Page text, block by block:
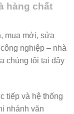
hàng chất
mua mới, sửa
nghiệp – nhà
chúng tôi tại đây
tiếp và hệ thống
nhánh văn